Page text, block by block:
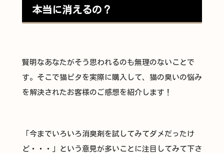
本当に消えるの？
賢明なあなたがそう思われるのも無理のないことで
す。そこで猫ピタを実際に購入して、猫の臭いの悩み
を解決されたお客様のご感想を紹介します！
「今までいろいろ消臭剤を試してみてダメだったけ
ど・・・」という意見が多いことに注目してみて下さ